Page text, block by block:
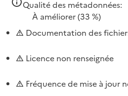
Qualité des métadonnées:
À améliorer(33 %)
Documentation des
Licence non renseignée
Fréquence de mise à jour